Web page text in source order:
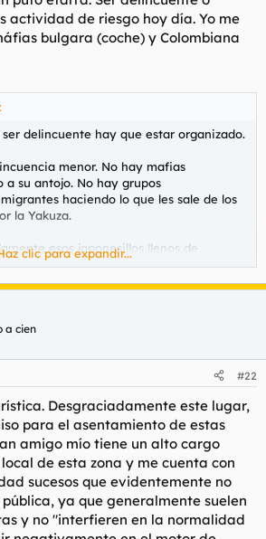
actividad de riesgo hoy día. Yo me
bulgara (coche) y Colombiana
delincuente hay que estar organizado.
menor. No hay mafias
a su antojo. No hay grupos
haciendo lo que les sale de los
la Yakuza.
esos japonesillos llenos de
pelis como Black Rain o Sol Naciente. La
sociedad que controla muuuuucho
Japón (y costa oeste de EE.UU.) ¿Qué es
Está con las grandes corporaciones y
IMPIDE que haya delincuencia menor
atracos, no hay navajeros, no hay
ellos no lo permiten. La
tiene que estar, la mierda para
clic para expandir...
a cien
#22
Desgraciadamente este lugar,
para el asentamiento de estas
amigo mío tiene un alto cargo
de esta zona y me cuenta con
sucesos que evidentemente no
ya que generalmente suelen
y no "interfieren en la normalidad